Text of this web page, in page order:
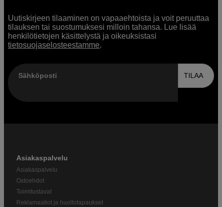
Uutiskirjeen tilaaminen on vapaaehtoista ja voit peruuttaa
tilauksen tai suostumuksesi milloin tahansa. Lue lisää
henkilötietojen käsittelystä ja oikeuksistasi
tietosuojaselosteestamme.
Sähköposti TILAA
Asiakaspalvelu
Asiakaspalvelu
Ostoehdot
Toimitustavat
Reklamaatiot ja huoltotapaukset